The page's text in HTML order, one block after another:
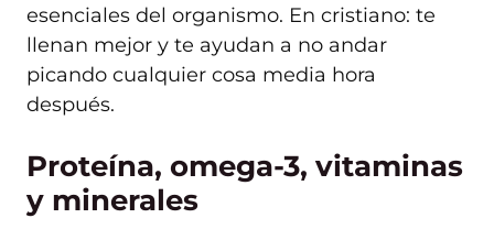
esenciales del organismo. En cristiano: te
llenan mejor y te ayudan a no andar
picando cualquier cosa media hora
después.
Proteína, omega-3, vitaminas
y minerales